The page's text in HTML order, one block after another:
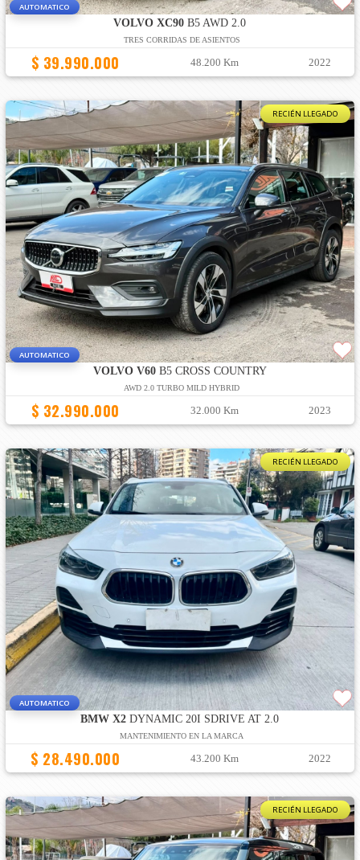
AUTOMATICO
VOLVO XC90 B5 AWD 2.0
TRES CORRIDAS DE ASIENTOS
$ 39.990.000 48.200 Km 2022
RECIÉN LLEGADO
AUTOMATICO
VOLVO V60B5 CROSS COUNTRY
AWD 2.0 TURBO MILD HYBRID
$ 32.990.000 32.000 Km 2023
RECIÉN LLEGADO
AUTOMATICO
BMW X2 DYNAMIC 20I SDRIVE AT 2.0
MANTENIMIENTO EN LA MARCA
$ 28.490.000 43.200 Km 2022
RECIÉN LLEGADO